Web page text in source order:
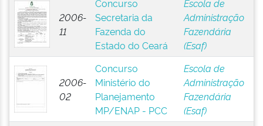
2006-
11
Concurso
Secretaria da
Fazenda do
Estado do Ceará
Escola de
Administração
Fazendária
(Esaf)
2006-
02
Concurso
Ministério do
Planejamento
MP/ENAP - PCC
Escola de
Administração
Fazendária
(Esaf)